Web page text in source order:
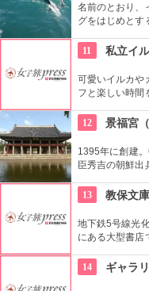
名前のとおり、
グをはじめとす
いそう。バー
てなしも。
11 私立イ
可愛いイルカや
フと楽しい時間
やフラなどの“
出になりそうで
12 景福宮
1395年に創建
臣秀吉の朝鮮出
重ねましたが
います。
13 教保文
地下鉄5号線光
にある大型書店
に韓国語を学
14 ギャラ